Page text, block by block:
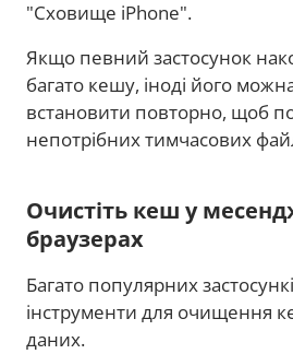
"Сховище iPhone".
Якщо певний застосунок
багато кешу, іноді його
встановити повторно, щоб
непотрібних тимчасових
Очистіть кеш у
браузерах
Багато популярних
інструменти для очищення
даних.